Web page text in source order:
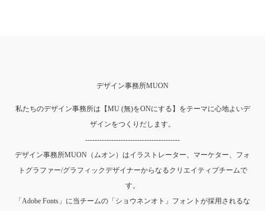
デザイン事務所MUON
私たちのデザイン事務所は【MU (無)をONにする】をテーマに心地よいデ
ザインをつくりだします。
----------------------------------------
デザイン事務所MUON（ムオン）はイラストレーター、マーケター、フォ
トグラファー/グラフィックデザイナーからなるクリエイティブチームで
す。
「Adobe Fonts」に当チームの「ショウネンオト」フォントが採用されるな